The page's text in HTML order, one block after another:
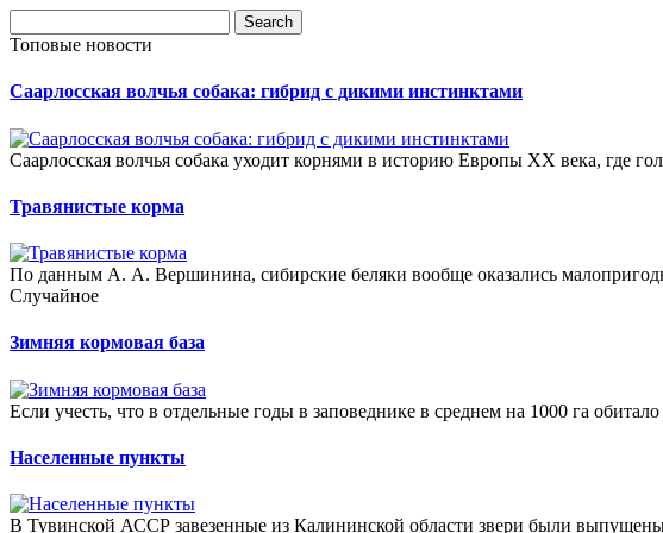
Топовые новости
Саарлосская волчья собака: гибрид с дикими инстинктами
Саарлосская волчья собака уходит корнями в историю Европы XX века, где
Травянистые корма
По данным А. А. Вершинина, сибирские беляки вообще оказались
Случайное
Зимняя кормовая база
Если учесть, что в отдельные годы в заповеднике в среднем на 1000 га
Населенные пункты
В Тувинской АССР завезенные из Калининской области звери были выпущены